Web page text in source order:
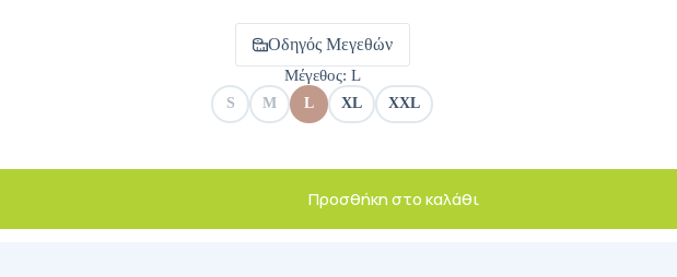
Οδηγός Μεγεθών
Μέγεθος: L
S M L XL XXL
Προσθήκη στο καλάθι